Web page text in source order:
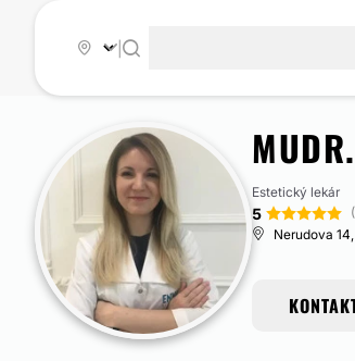
Estetický lekár
5
Nerudova